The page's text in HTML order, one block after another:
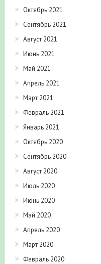
Октябрь 2021
Сентябрь 2021
Август 2021
Июнь 2021
Май 2021
Апрель 2021
Март 2021
Февраль 2021
Январь 2021
Октябрь 2020
Сентябрь 2020
Август 2020
Июль 2020
Июнь 2020
Май 2020
Апрель 2020
Март 2020
Февраль 2020